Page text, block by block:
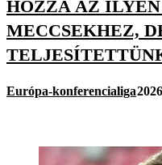
HOZZÁ AZ
MECCSEKHEZ,
Európa-konferencialiga